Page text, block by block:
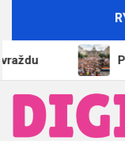
Prahou